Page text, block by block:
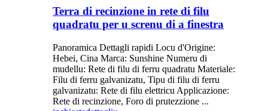
Terra di recinzione in rete di filu
quadratu per u screnu di a finestra
Panoramica Dettagli rapidi Locu d'Origine:
Hebei, Cina Marca: Sunshine Numeru di
mudellu: Rete di filu di ferru quadratu Materiale:
Filu di ferru galvanizatu, Tipu di filu di ferru
galvanizatu: Rete di filu elettricu Applicazione:
Rete di recinzione, Foro di prutezzione ...